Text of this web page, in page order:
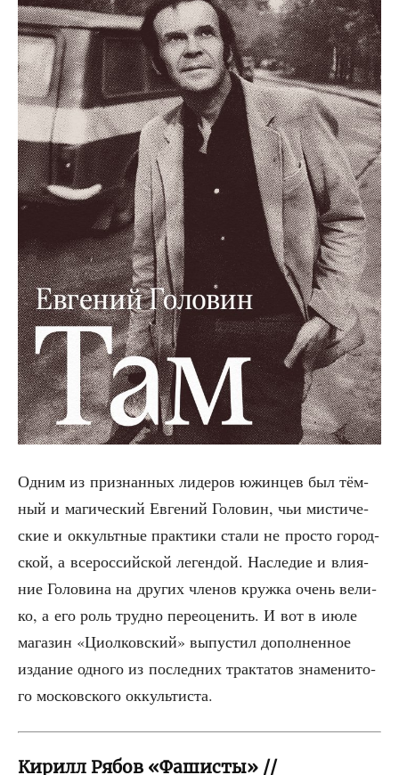
Одним из при­знан­ных лиде­ров южин­цев был тём­
ный и маги­че­ский Евге­ний Голо­вин, чьи мисти­че­
ские и оккульт­ные прак­ти­ки ста­ли не про­сто город­
ской, а все­рос­сий­ской леген­дой. Насле­дие и вли­я­
ние Голо­ви­на на дру­гих чле­нов круж­ка очень вели­
ко, а его роль труд­но пере­оце­нить. И вот в июле
мага­зин «Циол­ков­ский» выпу­стил допол­нен­ное
изда­ние одно­го из послед­них трак­та­тов зна­ме­ни­то­
го мос­ков­ско­го оккультиста.
Кирилл Рябов «Фашисты» //